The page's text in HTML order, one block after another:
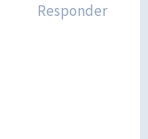
Responder